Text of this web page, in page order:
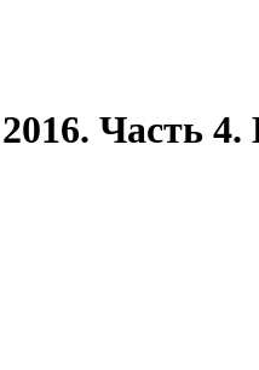
Часть 4.